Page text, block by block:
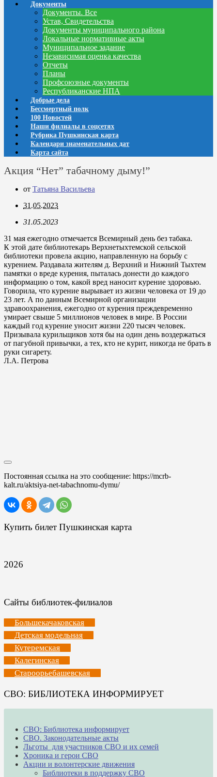
Документы
Документы. Все
Устав, Свидетельства
Документы муниципального района
Локальные нормативные акты
Муниципальное задание
Независимая оценка качества
Отчеты
Планы
Профсоюзные документы
Республиканские НПА
Добрые дела
Бессмертный полк
100 Новостей
Наши филиалы в соцсетях
Рубрика Пушкинская карта
Календари знаменательных дат
Карта сайта
Акция “Нет” табачному дыму!”
от Татьяна Васильева
31.05.2023
31.05.2023
31 мая ежегодно отмечается Всемирный день без табака.
К этой дате библиотекарь Верхнетыхтемской сельской
библиотеки провела акцию, направленную на борьбу с
курением. Раздавала жителям д. Верхний и Нижний Тыхтем
памятки о вреде курения, пыталась донести до каждого
информацию о том, какой вред наносит курение здоровью.
Говорила, что курение вырывает из жизни человека от 19 до
23 лет. А по данным Всемирной организации
здравоохранения, ежегодно от курения преждевременно
умирает свыше 5 миллионов человек в мире. В России
каждый год курение уносит жизни 220 тысяч человек.
Призывала курильщиков хотя бы на один день воздержаться
от пагубной привычки, а тех, кто не курит, никогда не брать в
руки сигарету.
Л.А. Петрова
Постоянная ссылка на это сообщение: https://mcrb-
kalt.ru/aktsiya-net-tabachnomu-dymu/
Купить билет Пушкинская карта
2026
Сайты библиотек-филиалов
Большекачаковская
Детская модельная
Кутеремская
Калегинская
Староорьебашевская
СВО: БИБЛИОТЕКА ИНФОРМИРУЕТ
СВО: Библиотека информирует
СВО. Законодательные акты
Льготы для участников СВО и их семей
Хроника и герои СВО
Акции и волонтерские движения
Библиотеки в поддержку СВО